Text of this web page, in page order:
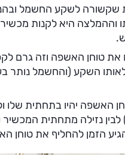
שקשורה לשקע החשמל
וההמלצה היא לקנות
טוחן האשפה וזה גרם
השקע (והחשמל נותר
האשפה יהיו בתחתית שלו
נזילה מתחתית
הזמן להחליף את טוחן